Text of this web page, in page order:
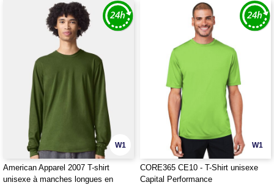
W1
American Apparel 2007 T-shirt
unisexe à manches longues en
W1
CORE365 CE10 - T-Shirt unisexe
Capital Performance